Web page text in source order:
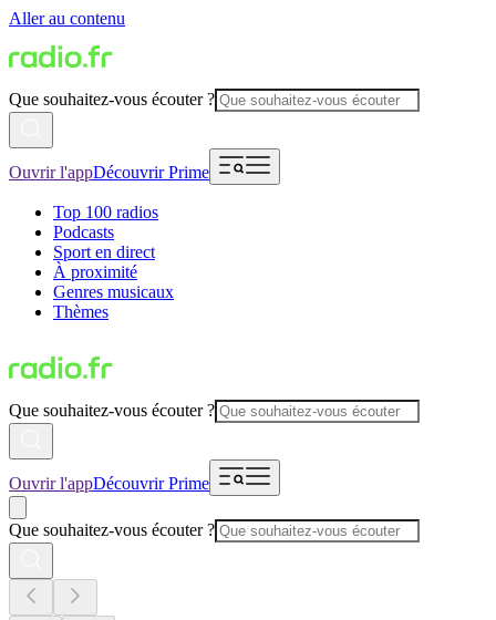
Aller au contenu
Que souhaitez-vous écouter ?
Ouvrir l'appDécouvrir Prime
Top 100 radios
Podcasts
Sport en direct
À proximité
Genres musicaux
Thèmes
Que souhaitez-vous écouter ?
Ouvrir l'appDécouvrir Prime
Que souhaitez-vous écouter ?